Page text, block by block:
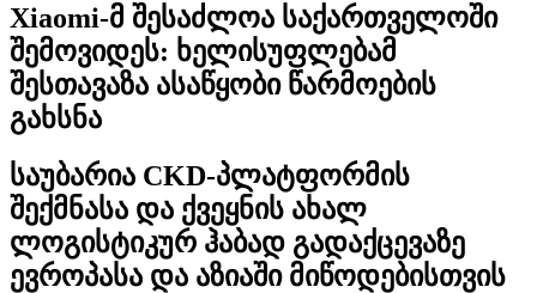
Xiaomi-მ შესაძლოა საქართველოში
შემოვიდეს: ხელისუფლებამ
შესთავაზა ასაწყობი წარმოების
გახსნა
საუბარია CKD-პლატფორმის
შექმნასა და ქვეყნის ახალ
ლოგისტიკურ ჰაბად გადაქცევაზე
ევროპასა და აზიაში მიწოდებისთვის